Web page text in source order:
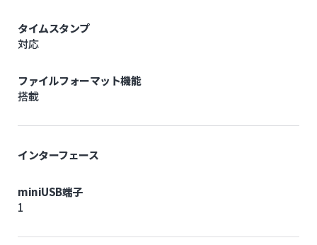
タイムスタンプ
対応
ファイルフォーマット機能
搭載
インターフェース
miniUSB端子
1